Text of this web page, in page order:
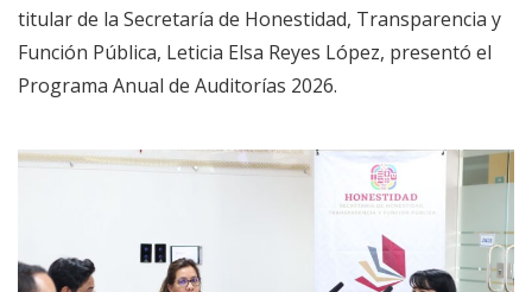
titular de la Secretaría de Honestidad, Transparencia y
Función Pública, Leticia Elsa Reyes López, presentó el
Programa Anual de Auditorías 2026.